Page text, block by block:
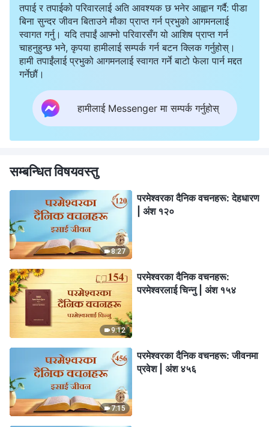
तपाई र तपाईको परिवारलाई अति आवश्यक छ भनेर आह्वान गर्दै: पीडा
बिना सुन्दर जीवन बिताउने मौका प्राप्त गर्न प्रभुको आगमनलाई
स्वागत गर्नु। यदि तपाईं आफ्नो परिवारसँग यो आशिष प्राप्त गर्न
चाहनुहुन्छ भने, कृपया हामीलाई सम्पर्क गर्न बटन क्लिक गर्नुहोस्।
हामी तपाईंलाई प्रभुको आगमनलाई स्वागत गर्ने बाटो फेला पार्न मद्दत
गर्नेछौं।
हामीलाई Messenger मा सम्पर्क गर्नुहोस्
सम्बन्धित विषयवस्तु
8:27
परमेश्‍वरका दैनिक वचनहरू: देहधारण
| अंश १२०
9:12
परमेश्‍वरका दैनिक वचनहरू:
परमेश्‍वरलाई चिन्‍नु | अंश १५४
7:15
परमेश्‍वरका दैनिक वचनहरू: जीवनमा
प्रवेश | अंश ४५६